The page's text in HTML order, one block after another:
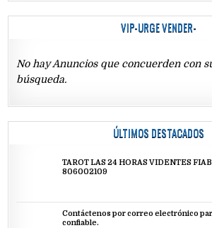
VIP-URGE VENDER-
No hay Anuncios que concuerden con
búsqueda.
ÚLTIMOS DESTACADOS
TAROT LAS 24 HORAS VIDENTES
806002109
Contáctenos por correo electrónico
confiable.